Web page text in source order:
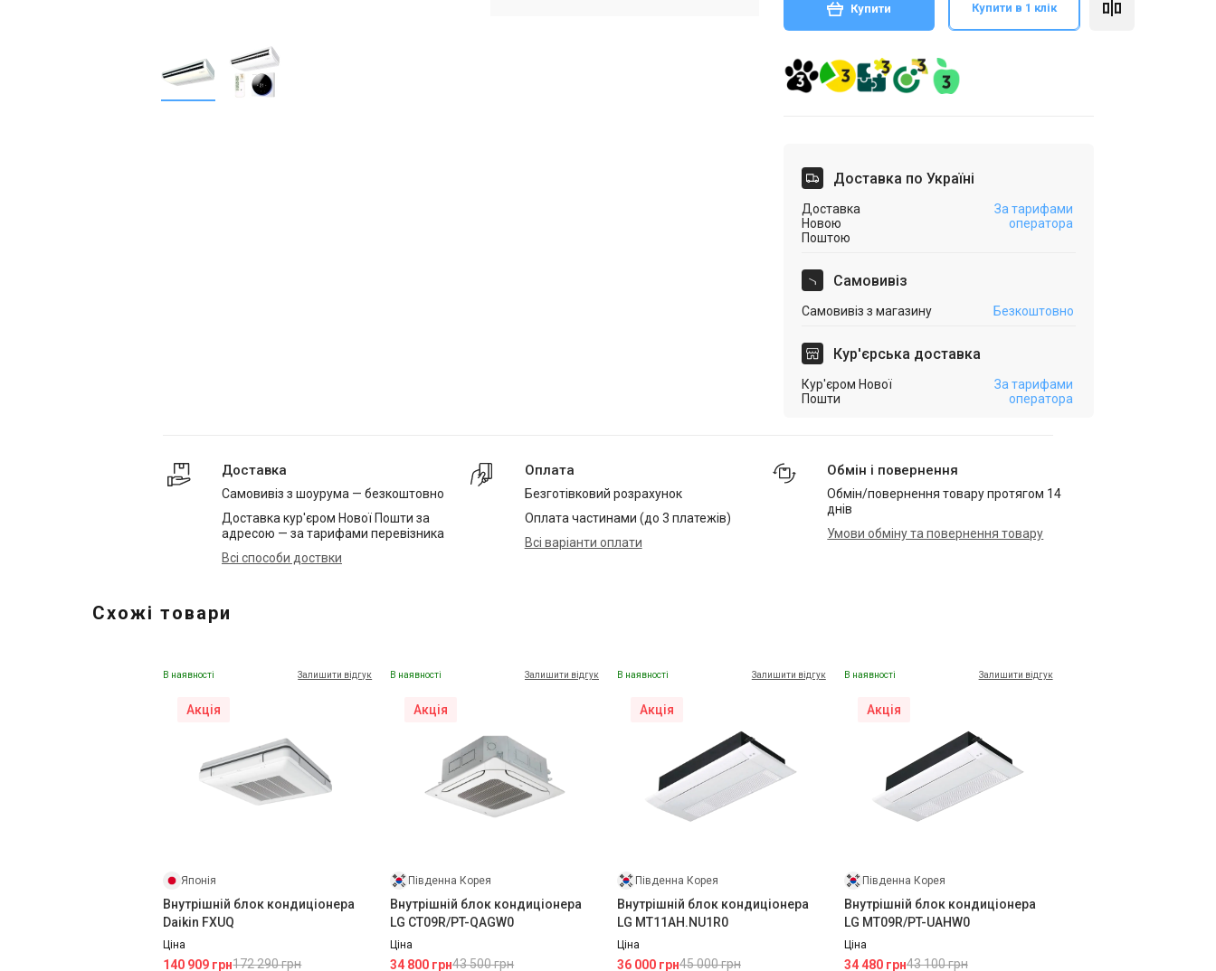
Купити Купити в 1 клік
Доставка по Україні
Доставка
Новою
Поштою
За тарифами
оператора
Самовивіз
Самовивіз з магазину Безкоштовно
Кур'єрська доставка
Кур'єром Нової
Пошти
За тарифами
оператора
Доставка
Самовивіз з шоурума — безкоштовно
Доставка кур'єром Нової Пошти за
адресою — за тарифами перевізника
Всі способи доствки
Оплата
Безготівковий розрахунок
Оплата частинами (до 3 платежів)
Всі варіанти оплати
Обмін і повернення
Обмін/повернення товару протягом 14
днів
Умови обміну та повернення товару
Схожі товари
В наявності Залишити відгук
Акція
Японія
Внутрішній блок кондиціонера
Daikin FXUQ
Ціна
140 909 грн172 290 грн
В наявності Залишити відгук
Акція
Південна Корея
Внутрішній блок кондиціонера
LG CT09R/PT-QAGW0
Ціна
34 800 грн43 500 грн
В наявності Залишити відгук
Акція
Південна Корея
Внутрішній блок кондиціонера
LG MT11AH.NU1R0
Ціна
36 000 грн45 000 грн
В наявності Залишити відгук
Акція
Південна Корея
Внутрішній блок кондиціонера
LG MT09R/PT-UAHW0
Ціна
34 480 грн43 100 грн